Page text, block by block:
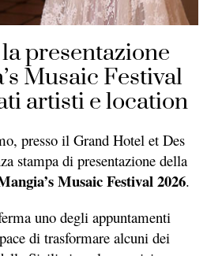
presentazione
Musaic Festival
artisti e location
presso il Grand Hotel et Des
stampa di presentazione della
Musaic Festival 2026.
uno degli appuntamenti
di trasformare alcuni dei